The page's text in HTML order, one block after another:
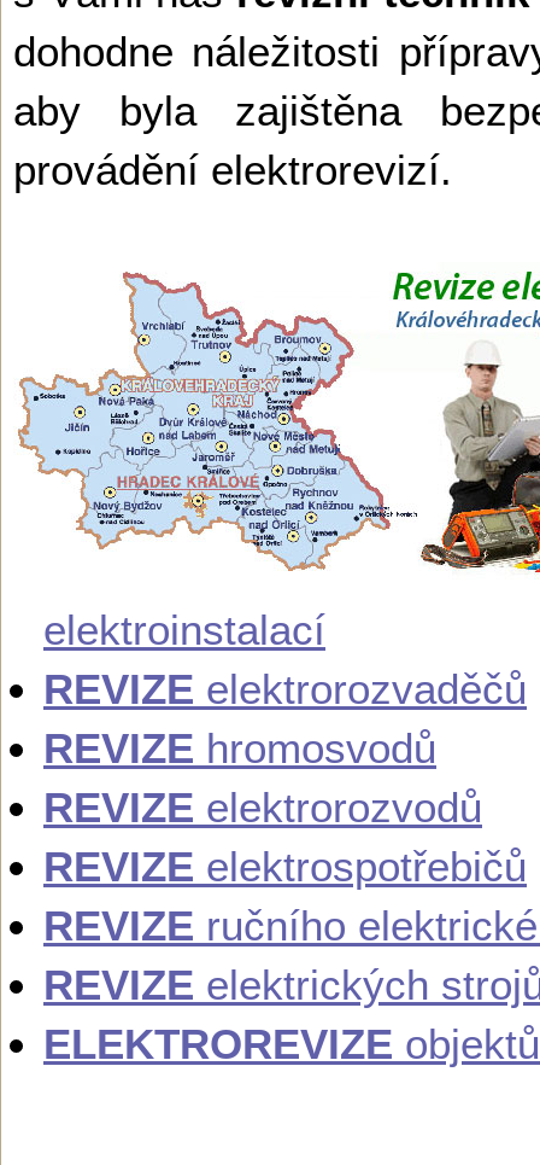
dohodne náležitosti
aby byla zajištěna
provádění elektrorevizí.
elektroinstalací
REVIZE elektrorozvaděčů
REVIZE hromosvodů
REVIZE elektrorozvodů
REVIZE elektrospotřebičů
REVIZE ručního
REVIZE elektrických
ELEKTROREVIZE objektů